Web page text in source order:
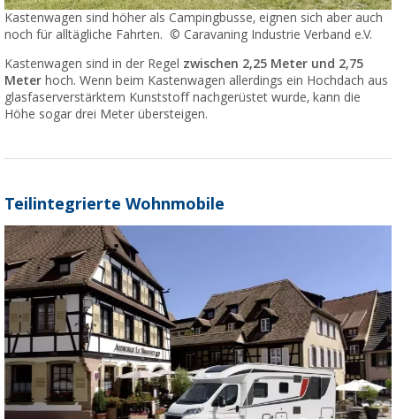
Kastenwagen sind höher als Campingbusse, eignen sich aber auch
noch für alltägliche Fahrten. © Caravaning Industrie Verband e.V.
Kastenwagen sind in der Regel zwischen 2,25 Meter und 2,75
Meter hoch. Wenn beim Kastenwagen allerdings ein Hochdach aus
glasfaserverstärktem Kunststoff nachgerüstet wurde, kann die
Höhe sogar drei Meter übersteigen.
Teilintegrierte Wohnmobile